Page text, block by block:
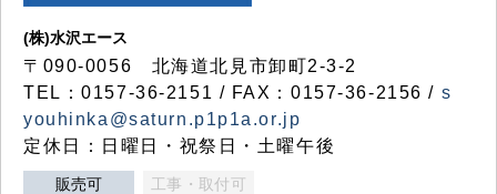
(株)水沢エース
〒090-0056 北海道北見市卸町2-3-2
TEL：0157-36-2151 / FAX：0157-36-2156 / s
youhinka@saturn.p1p1a.or.jp
定休日：日曜日・祝祭日・土曜午後
販売可 工事・取付可